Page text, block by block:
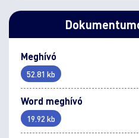
Meghívó
52.81 kb
Word meghívó
19.92 kb